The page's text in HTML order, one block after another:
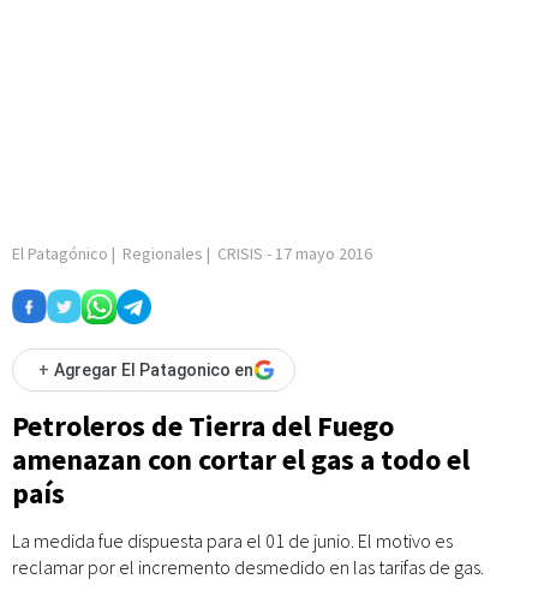
El Patagónico | Regionales | CRISIS - 17 mayo 2016
+ Agregar El Patagonico en
Petroleros de Tierra del Fuego
amenazan con cortar el gas a todo el
país
La medida fue dispuesta para el 01 de junio. El motivo es
reclamar por el incremento desmedido en las tarifas de gas.